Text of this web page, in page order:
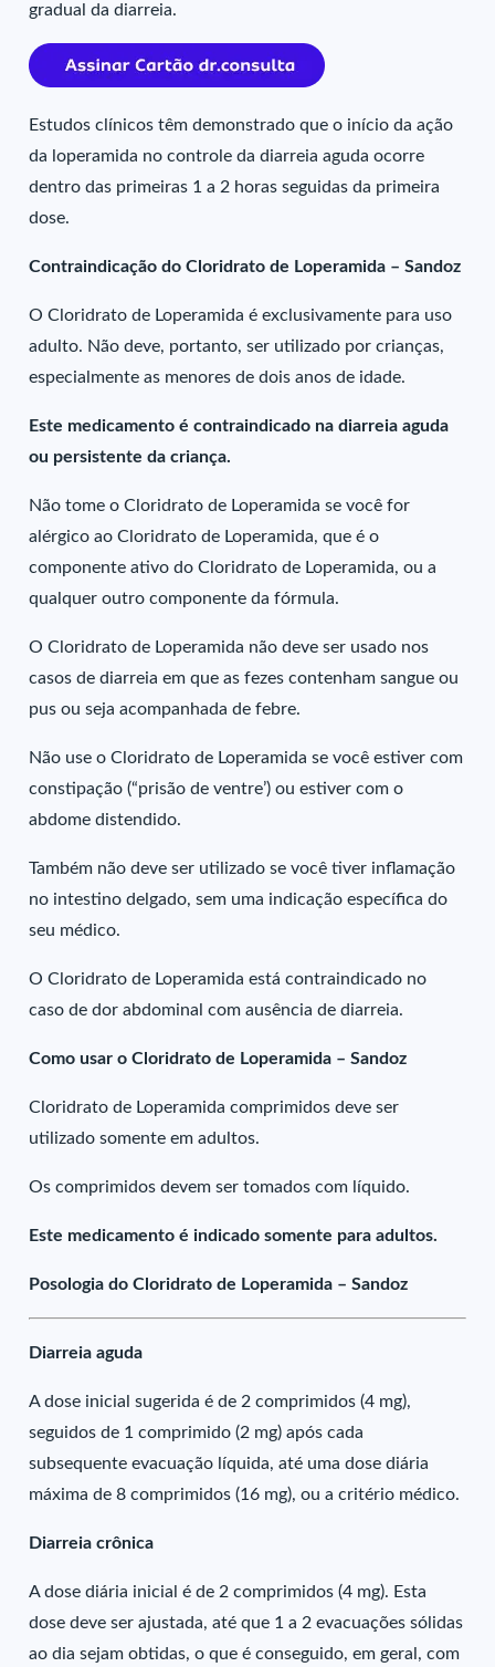
gradual da diarreia.
Estudos clínicos têm demonstrado que o início da ação
da loperamida no controle da diarreia aguda ocorre
dentro das primeiras 1 a 2 horas seguidas da primeira
dose.
Contraindicação do Cloridrato de Loperamida – Sandoz
O Cloridrato de Loperamida é exclusivamente para uso
adulto. Não deve, portanto, ser utilizado por crianças,
especialmente as menores de dois anos de idade.
Este medicamento é contraindicado na diarreia aguda
ou persistente da criança.
Não tome o Cloridrato de Loperamida se você for
alérgico ao Cloridrato de Loperamida, que é o
componente ativo do Cloridrato de Loperamida, ou a
qualquer outro componente da fórmula.
O Cloridrato de Loperamida não deve ser usado nos
casos de diarreia em que as fezes contenham sangue ou
pus ou seja acompanhada de febre.
Não use o Cloridrato de Loperamida se você estiver com
constipação (“prisão de ventre’) ou estiver com o
abdome distendido.
Também não deve ser utilizado se você tiver inflamação
no intestino delgado, sem uma indicação específica do
seu médico.
O Cloridrato de Loperamida está contraindicado no
caso de dor abdominal com ausência de diarreia.
Como usar o Cloridrato de Loperamida – Sandoz
Cloridrato de Loperamida comprimidos deve ser
utilizado somente em adultos.
Os comprimidos devem ser tomados com líquido.
Este medicamento é indicado somente para adultos.
Posologia do Cloridrato de Loperamida – Sandoz
Diarreia aguda
A dose inicial sugerida é de 2 comprimidos (4 mg),
seguidos de 1 comprimido (2 mg) após cada
subsequente evacuação líquida, até uma dose diária
máxima de 8 comprimidos (16 mg), ou a critério médico.
Diarreia crônica
A dose diária inicial é de 2 comprimidos (4 mg). Esta
dose deve ser ajustada, até que 1 a 2 evacuações sólidas
ao dia sejam obtidas, o que é conseguido, em geral, com